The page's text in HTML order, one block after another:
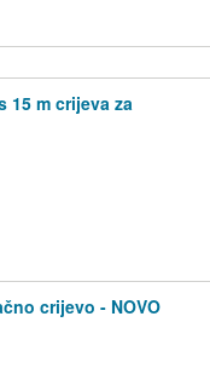
15 m crijeva za
crijevo - NOVO